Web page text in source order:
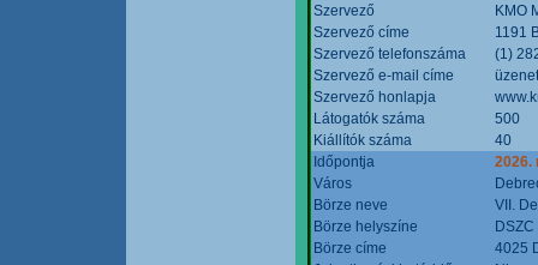
Szervező
KMO
Szervező címe
1191
Szervező telefonszáma
(1)
Szervező e-mail címe
Szervező honlapja
Látogatók száma
500
Kiállítók száma
40
Időpontja
2026.
Város
Börze neve
VII.
Börze helyszíne
Börze címe
4025